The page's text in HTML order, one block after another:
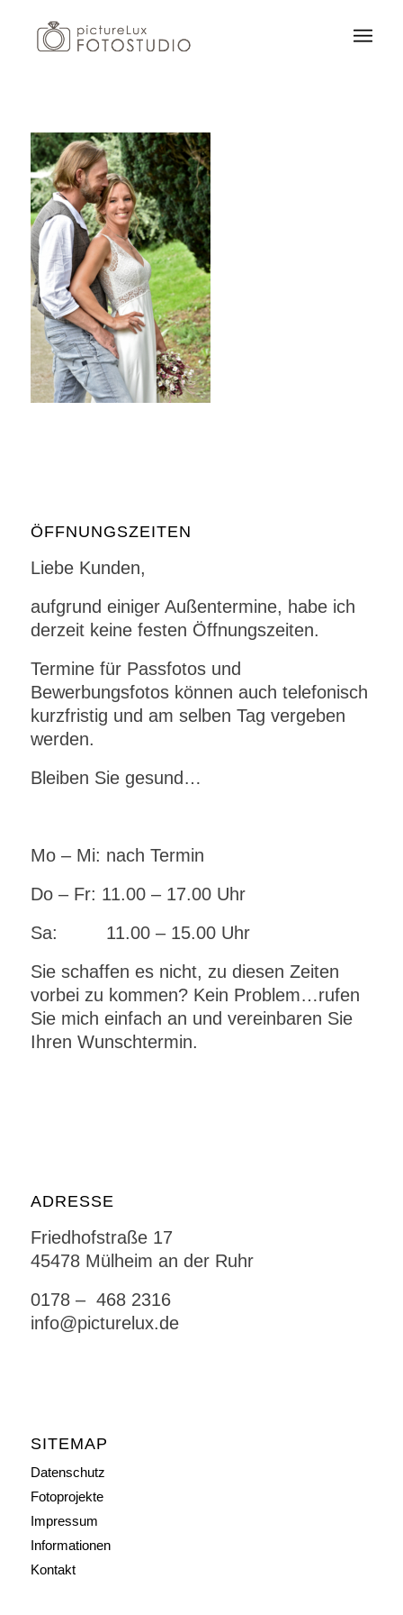
ÖFFNUNGSZEITEN
Liebe Kunden,
aufgrund einiger Außentermine, habe ich
derzeit keine festen Öffnungszeiten.
Termine für Passfotos und
Bewerbungsfotos können auch telefonisch
kurzfristig und am selben Tag vergeben
werden.
Bleiben Sie gesund…
Mo – Mi: nach Termin
Do – Fr: 11.00 – 17.00 Uhr
Sa: 11.00 – 15.00 Uhr
Sie schaffen es nicht, zu diesen Zeiten
vorbei zu kommen? Kein Problem…rufen
Sie mich einfach an und vereinbaren Sie
Ihren Wunschtermin.
ADRESSE
Friedhofstraße 17
45478 Mülheim an der Ruhr
0178 – 468 2316
info@picturelux.de
SITEMAP
Datenschutz
Fotoprojekte
Impressum
Informationen
Kontakt